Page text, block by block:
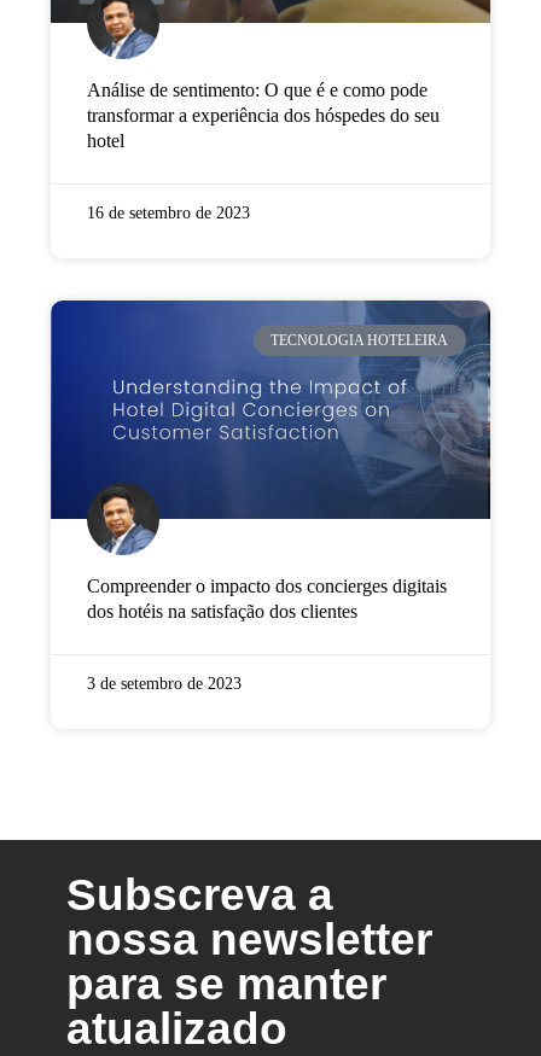
Análise de sentimento: O que é e como pode
transformar a experiência dos hóspedes do seu
hotel
16 de setembro de 2023
TECNOLOGIA HOTELEIRA
Compreender o impacto dos concierges digitais
dos hotéis na satisfação dos clientes
3 de setembro de 2023
Subscreva a
nossa newsletter
para se manter
atualizado